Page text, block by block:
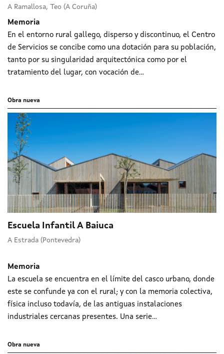
A Ramallosa, Teo (A Coruña)
Memoria
En el entorno rural gallego, disperso y discontinuo, el Centro
de Servicios se concibe como una dotación para su población,
tanto por su singularidad arquitectónica como por el
tratamiento del lugar, con vocación de...
Obra nueva
Escuela Infantil A Baiuca
A Estrada (Pontevedra)
Memoria
La escuela se encuentra en el límite del casco urbano, donde
este se confunde ya con el rural; y con la memoria colectiva,
física incluso todavía, de las antiguas instalaciones
industriales cercanas presentes. Una serie...
Obra nueva